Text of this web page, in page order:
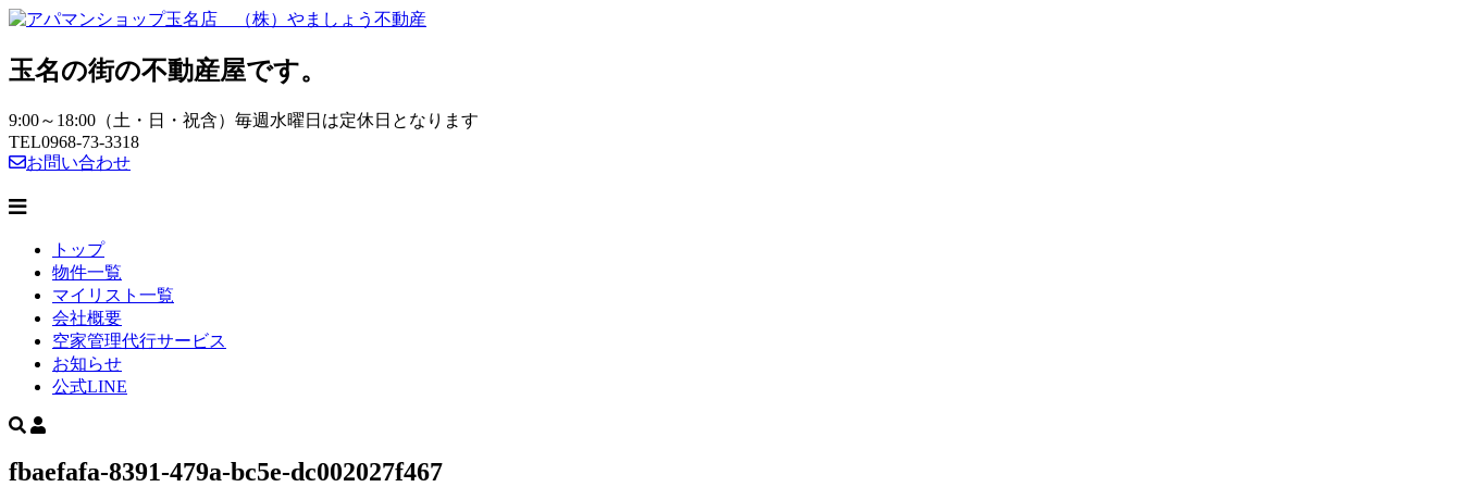
玉名の街の不動産屋です。
9:00～18:00（土・日・祝含）毎週水曜日は定休日となります
TEL0968-73-3318
お問い合わせ
トップ
物件一覧
マイリスト一覧
会社概要
空家管理代行サービス
お知らせ
公式LINE
fbaefafa-8391-479a-bc5e-dc002027f467